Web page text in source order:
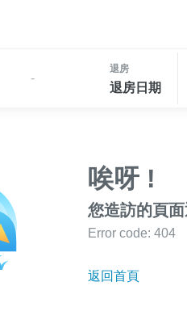
-
退房
退房日期
唉呀 !
您造訪的頁
Error code: 404
返回首頁